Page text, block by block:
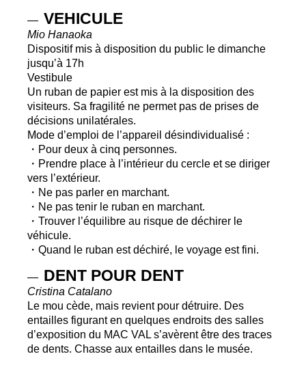
— VEHICULE
Mio Hanaoka
Dispositif mis à disposition du public le dimanche
jusqu’à 17h
Vestibule
Un ruban de papier est mis à la disposition des
visiteurs. Sa fragilité ne permet pas de prises de
décisions unilatérales.
Mode d’emploi de l’appareil désindividualisé :
・Pour deux à cinq personnes.
・Prendre place à l’intérieur du cercle et se diriger
vers l’extérieur.
・Ne pas parler en marchant.
・Ne pas tenir le ruban en marchant.
・Trouver l’équilibre au risque de déchirer le
véhicule.
・Quand le ruban est déchiré, le voyage est fini.
— DENT POUR DENT
Cristina Catalano
Le mou cède, mais revient pour détruire. Des
entailles figurant en quelques endroits des salles
d’exposition du MAC VAL s’avèrent être des traces
de dents. Chasse aux entailles dans le musée.